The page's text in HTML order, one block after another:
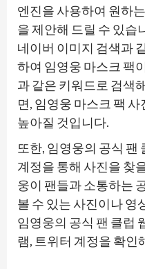
엔진을 사용하여 원하
을 제안해 드릴 수 있습
네이버 이미지 검색과
하여 임영웅 마스크 팩
과 같은 키워드로 검색
면, 임영웅 마스크 팩
높아질 것입니다.
또한, 임영웅의 공식 팬
계정을 통해 사진을 찾
웅이 팬들과 소통하는
볼 수 있는 사진이나 영
임영웅의 공식 팬 클럽
램, 트위터 계정을 확인